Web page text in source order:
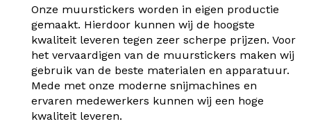
Onze muurstickers worden in eigen productie
gemaakt. Hierdoor kunnen wij de hoogste
kwaliteit leveren tegen zeer scherpe prijzen. Voor
het vervaardigen van de muurstickers maken wij
gebruik van de beste materialen en apparatuur.
Mede met onze moderne snijmachines en
ervaren medewerkers kunnen wij een hoge
kwaliteit leveren.